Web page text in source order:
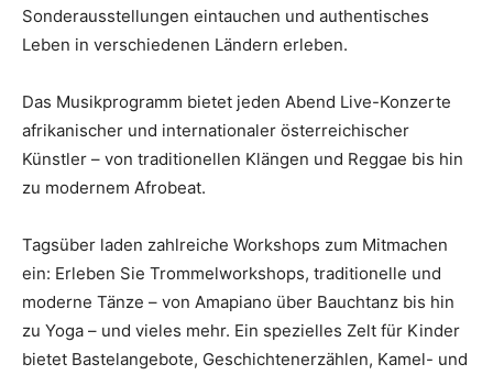
Sonderausstellungen eintauchen und authentisches
Leben in verschiedenen Ländern erleben.
Das Musikprogramm bietet jeden Abend Live-Konzerte
afrikanischer und internationaler österreichischer
Künstler – von traditionellen Klängen und Reggae bis hin
zu modernem Afrobeat.
Tagsüber laden zahlreiche Workshops zum Mitmachen
ein: Erleben Sie Trommelworkshops, traditionelle und
moderne Tänze – von Amapiano über Bauchtanz bis hin
zu Yoga – und vieles mehr. Ein spezielles Zelt für Kinder
bietet Bastelangebote, Geschichtenerzählen, Kamel- und